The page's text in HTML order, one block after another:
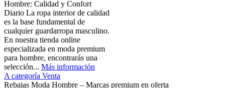
Hombre: Calidad y Confort
Diario La ropa interior de calidad
es la base fundamental de
cualquier guardarropa masculino.
En nuestra tienda online
especializada en moda premium
para hombre, encontrarás una
selección... Más información
A categoría Venta
Rebajas Moda Hombre – Marcas premium en oferta